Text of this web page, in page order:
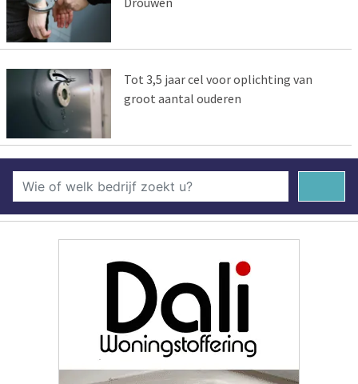
Tot 3,5 jaar cel voor oplichting van
groot aantal ouderen